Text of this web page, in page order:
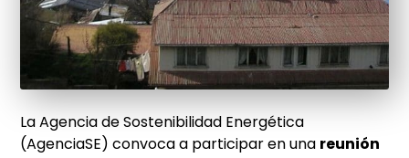
La Agencia de Sostenibilidad Energética
(AgenciaSE) convoca a participar en una reunión